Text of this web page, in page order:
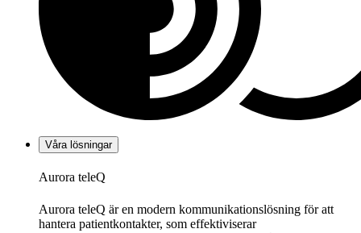
Våra lösningar
Aurora teleQ
Aurora teleQ är en modern kommunikationslösning för att
hantera patientkontakter, som effektiviserar